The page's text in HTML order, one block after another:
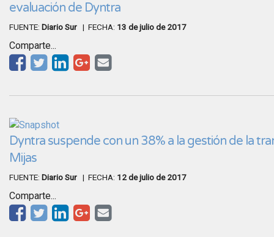
evaluación de Dyntra
FUENTE: Diario Sur | FECHA: 13 de julio de 2017
Comparte...
Dyntra suspende con un 38% a la gestión de la
Mijas
FUENTE: Diario Sur | FECHA: 12 de julio de 2017
Comparte...